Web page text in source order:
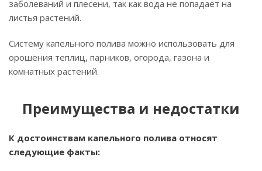
заболеваний и плесени, так как вода не попадает на
листья растений.
Систему капельного полива можно использовать для
орошения теплиц, парников, огорода, газона и
комнатных растений.
Преимущества и недостатки
К достоинствам капельного полива относят
следующие факты: